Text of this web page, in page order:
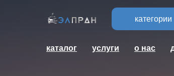
категории
каталог услуги о нас